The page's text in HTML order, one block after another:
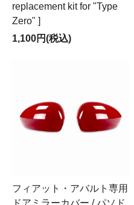
replacement kit for "Type
Zero" ]
1,100円(税込)
フィアット・アバルト専用
ドアミラーカバー / パソド